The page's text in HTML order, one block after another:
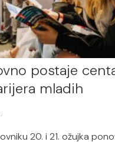
postaje
mladih
20. i 21. ožujka